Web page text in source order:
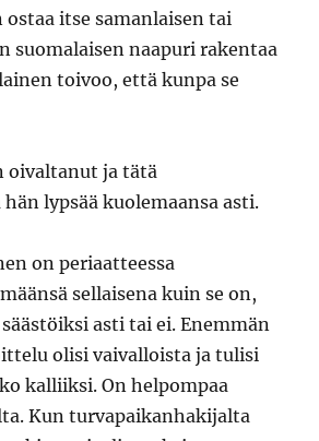
itse samanlaisen tai
suomalaisen naapuri rakentaa
toivoo, että kunpa se
oivaltanut ja tätä
lypsää kuolemaansa asti.
on periaatteessa
sellaisena kuin se on,
asti tai ei. Enemmän
olisi vaivalloista ja tulisi
kalliiksi. On helpompaa
Kun turvapaikanhakijalta